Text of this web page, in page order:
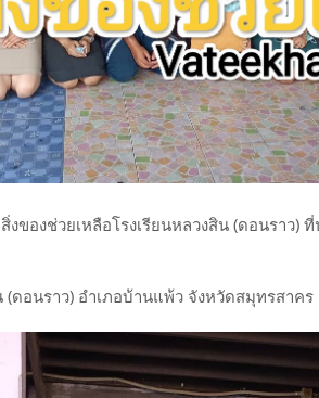
ของช่วยเหลือโรงเรียนหลวงสิน (ดอนราว)
(ดอนราว) อำเภอบ้านแพ้ว จังหวัดสมุทรสาคร